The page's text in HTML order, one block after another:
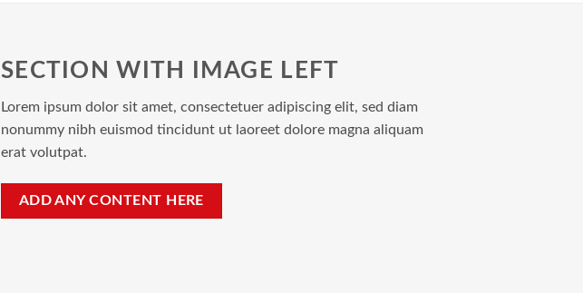
SECTION WITH IMAGE LEFT
Lorem ipsum dolor sit amet, consectetuer adipiscing elit, sed diam
nonummy nibh euismod tincidunt ut laoreet dolore magna aliquam
erat volutpat.
ADD ANY CONTENT HERE